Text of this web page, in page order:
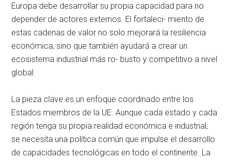
Europa debe desarrollar su propia capacidad para no
depender de actores externos. El fortaleci- miento de
estas cadenas de valor no solo mejorará la resiliencia
económica, sino que también ayudará a crear un
ecosistema industrial más ro- busto y competitivo a nivel
global.
La pieza clave es un enfoque coordinado entre los
Estados miembros de la UE. Aunque cada estado y cada
región tenga su propia realidad económica e industrial,
se necesita una política común que impulse el desarrollo
de capacidades tecnológicas en todo el continente. La